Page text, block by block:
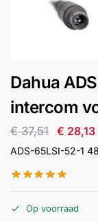
&
Intercom
Branddetectie
Dahua
intercom
€37,51 € 28,13
ADS-65LSI-52-1
Op voorraad